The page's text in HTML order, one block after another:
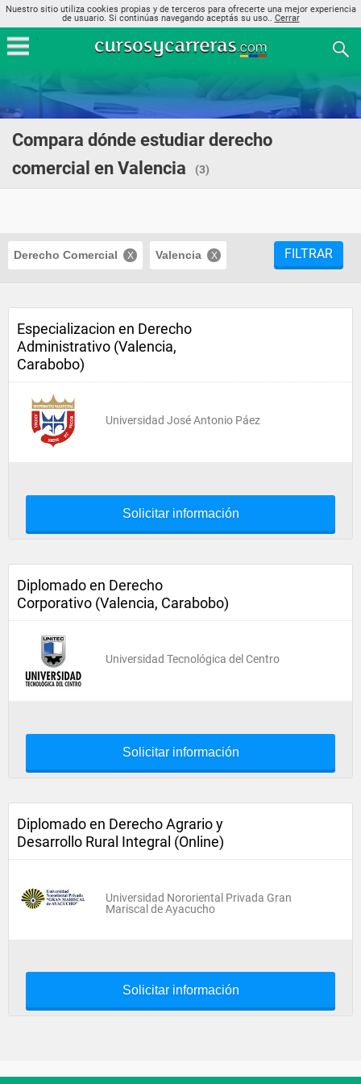
Nuestro sitio utiliza cookies propias y de terceros para ofrecerte una mejor experiencia
de usuario. Si continúas navegando aceptás su uso.. Cerrar
Compara dónde estudiar derecho
comercial en Valencia
(3)
Derecho Comercial Valencia FILTRAR
Especializacion en Derecho
Administrativo (Valencia,
Carabobo)
Universidad José Antonio Páez
Solicitar información
Diplomado en Derecho
Corporativo (Valencia, Carabobo)
Universidad Tecnológica del Centro
Solicitar información
Diplomado en Derecho Agrario y
Desarrollo Rural Integral (Online)
Universidad Nororiental Privada Gran
Mariscal de Ayacucho
Solicitar información